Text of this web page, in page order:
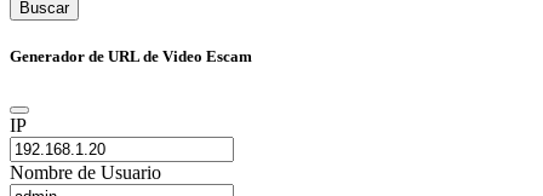
Buscar
Generador de URL de Video Escam
IP
Nombre de Usuario